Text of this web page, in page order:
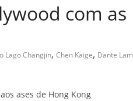
com as
Lago Changjin, Chen Kaige, Dante Lam
ases de Hong Kong